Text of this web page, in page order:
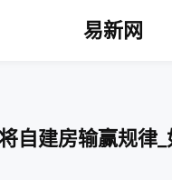
易新网
自建房输赢规律